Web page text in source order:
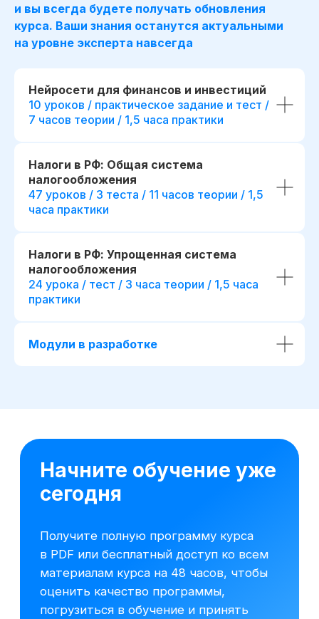
и вы всегда будете получать обновления
курса. Ваши знания останутся актуальными
на уровне эксперта навсегда
Нейросети для финансов и инвестиций
10 уроков / практическое задание и тест /
7 часов теории / 1,5 часа практики
Налоги в РФ: Общая система
налогообложения
47 уроков / 3 теста / 11 часов теории / 1,5
часа практики
Налоги в РФ: Упрощенная система
налогообложения
24 урока / тест / 3 часа теории / 1,5 часа
практики
Модули в разработке
Отправить заявку
Готовые инструменты для
анализа данных и обоснования
управленческих решений
и контроля показателей
Возможность делегировать
аналитику внутри команды, без
привлечения внешних
консультантов
прогнозирования и сценарного
анализа
Освоение Excel
и SQL*
карьерном
на позицию
в финансах